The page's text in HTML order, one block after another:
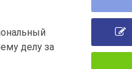
делу за